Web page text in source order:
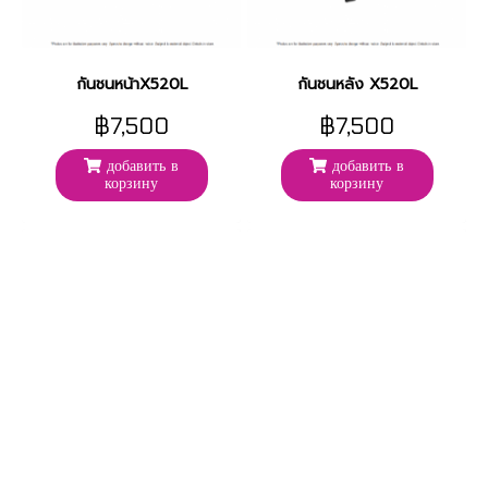
กันชนหน้าX520L
฿7,500
добавить в
корзину
กันชนหลัง X520L
฿7,500
добавить в
корзину